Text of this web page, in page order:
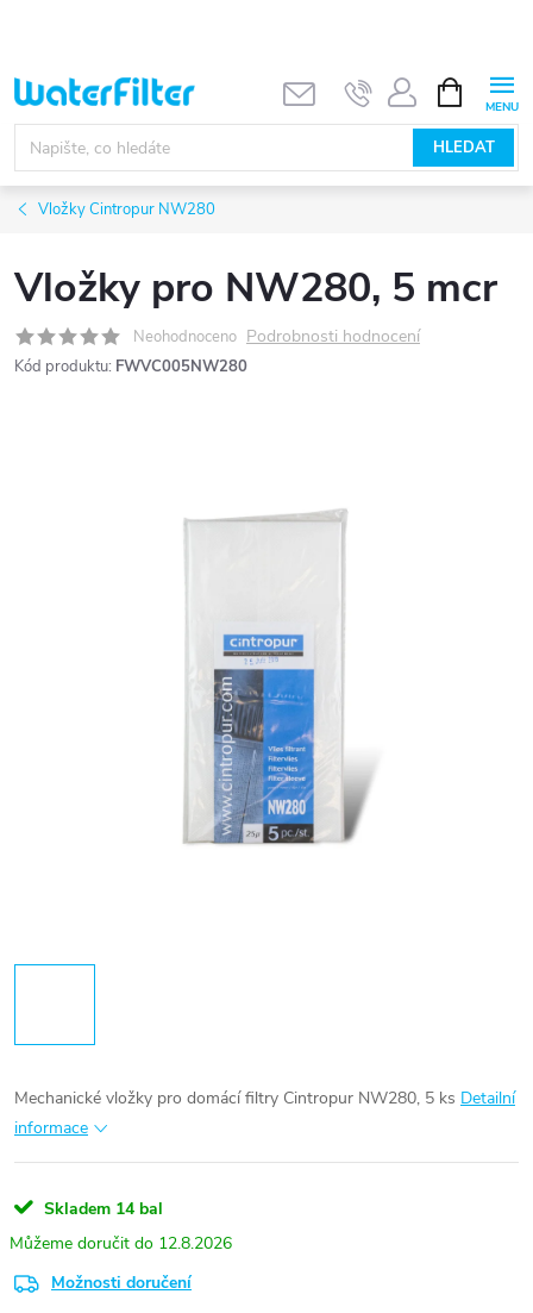
obsah
HLEDAT
NÁKUPNÍ
KOŠÍK
Vložky Cintropur NW280
Vložky pro NW280, 5 mcr
Neohodnoceno Podrobnosti hodnocení
Kód produktu: FWVC005NW280
Mechanické vložky pro domácí filtry Cintropur NW280, 5 ks Detailní
informace
Skladem 14 bal
12.8.2026
Možnosti doručení